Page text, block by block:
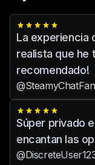
sus
La experiencia
realista que he
recomendado!
@SteamyChatFan
Súper privado
encantan las